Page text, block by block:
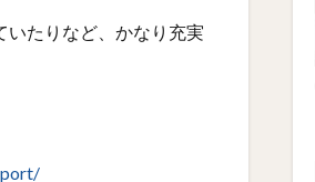
いたりなど、かなり充実